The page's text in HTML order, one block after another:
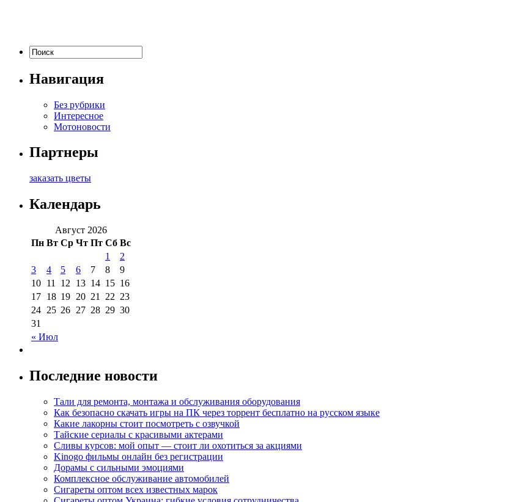
Навигация
Без рубрики
Интересное
Мотоновости
Партнеры
заказать цветы
Календарь
Август 2026
Пн Вт Ср Чт Пт Сб Вс
« Июл
1
2
3
4 5 6 7 8
9
10 11 12 13 14 15 16
17 18 19 20 21 22 23
24 25 26 27 28 29 30
31
Последние новости
Тали для ремонта, монтажа и обслуживания оборудования
Как безопасно скачать игры на ПК через торрент бесплатно на русском языке
Какие лакорны стоит посмотреть с озвучкой
Тайские сериалы с красивыми актерами
Сливы курсов: мой опыт — стоит ли охотиться за акциями
Kinogo фильмы онлайн без регистрации
Дорамы с сильными эмоциями
Комплексное обслуживание автомобилей
Сигареты оптом всех известных марок